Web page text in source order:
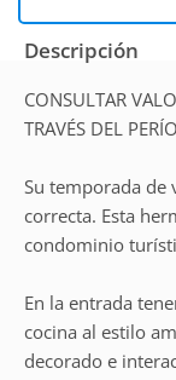
Descripción
CONSULTAR
TRAVÉS DEL
Su temporada de
correcta. Esta
condominio
En la entrada
cocina al estilo
decorado e